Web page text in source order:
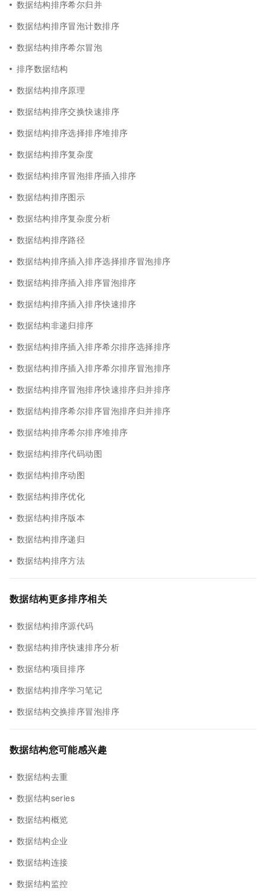
数据结构排序希尔归并
数据结构排序冒泡计数排序
数据结构排序希尔冒泡
排序数据结构
数据结构排序原理
数据结构排序交换快速排序
数据结构排序选择排序堆排序
数据结构排序复杂度
数据结构排序冒泡排序插入排序
数据结构排序图示
数据结构排序复杂度分析
数据结构排序路径
数据结构排序插入排序选择排序冒泡排序
数据结构排序插入排序冒泡排序
数据结构排序插入排序快速排序
数据结构非递归排序
数据结构排序插入排序希尔排序选择排序
数据结构排序插入排序希尔排序冒泡排序
数据结构排序冒泡排序快速排序归并排序
数据结构排序希尔排序冒泡排序归并排序
数据结构排序希尔排序堆排序
数据结构排序代码动图
数据结构排序动图
数据结构排序优化
数据结构排序版本
数据结构排序递归
数据结构排序方法
数据结构更多排序相关
数据结构排序源代码
数据结构排序快速排序分析
数据结构项目排序
数据结构排序学习笔记
数据结构交换排序冒泡排序
数据结构您可能感兴趣
数据结构去重
数据结构series
数据结构概览
数据结构企业
数据结构连接
数据结构监控